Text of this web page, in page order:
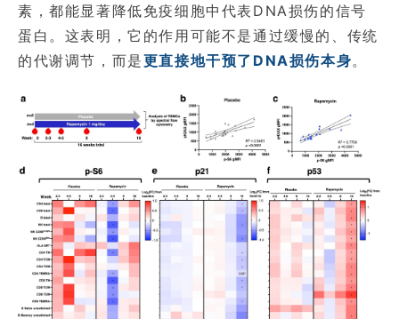
素，都能显著降低免疫细胞中代表DNA损伤的信号
蛋白。这表明，它的作用可能不是通过缓慢的、传统
的代谢调节，而是更直接地干预了DNA损伤本身。